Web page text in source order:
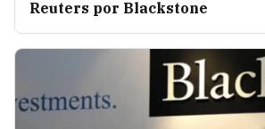
Reuters por Blackstone